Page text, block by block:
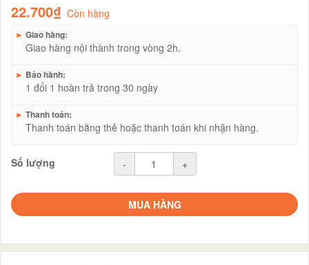
22.700₫ Còn hàng
► Giao hàng:
Giao hàng nội thành trong vòng 2h.
► Bảo hành:
1 đổi 1 hoàn trả trong 30 ngày
► Thanh toán:
Thanh toán bằng thẻ hoặc thanh toán khi nhận hàng.
Số lượng - +
MUA HÀNG